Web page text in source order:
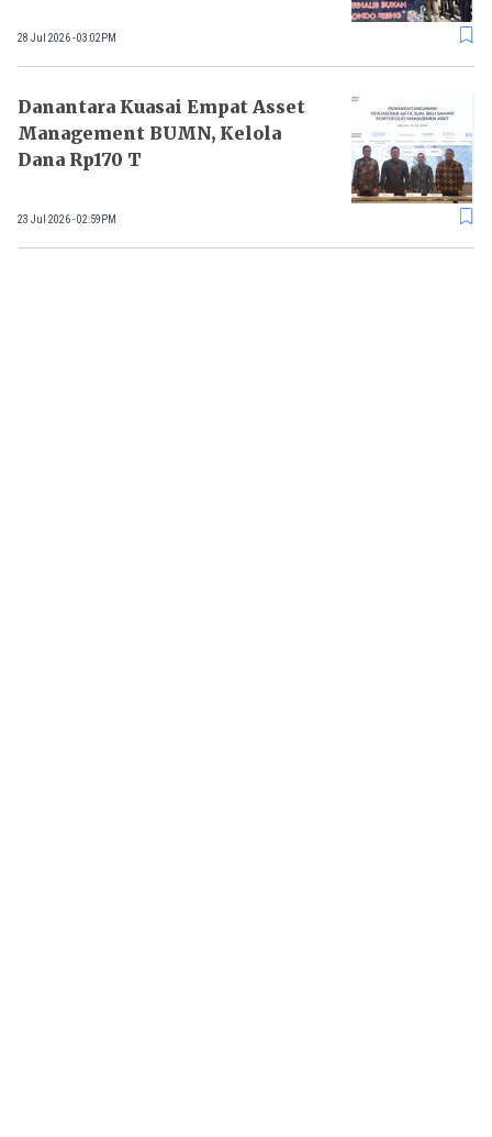
28 Jul 2026 - 03:02PM
Danantara Kuasai Empat Asset
Management BUMN, Kelola
Dana Rp170 T
23 Jul 2026 - 02:59PM